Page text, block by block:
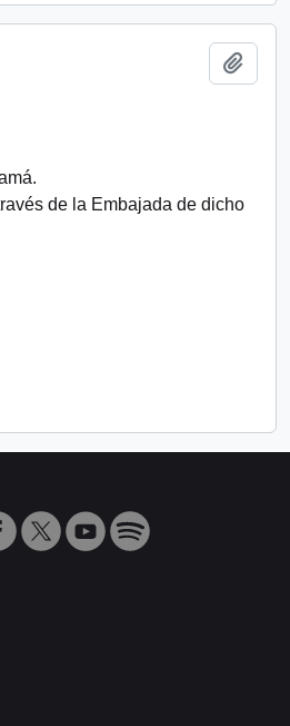
de la Embajada de dicho